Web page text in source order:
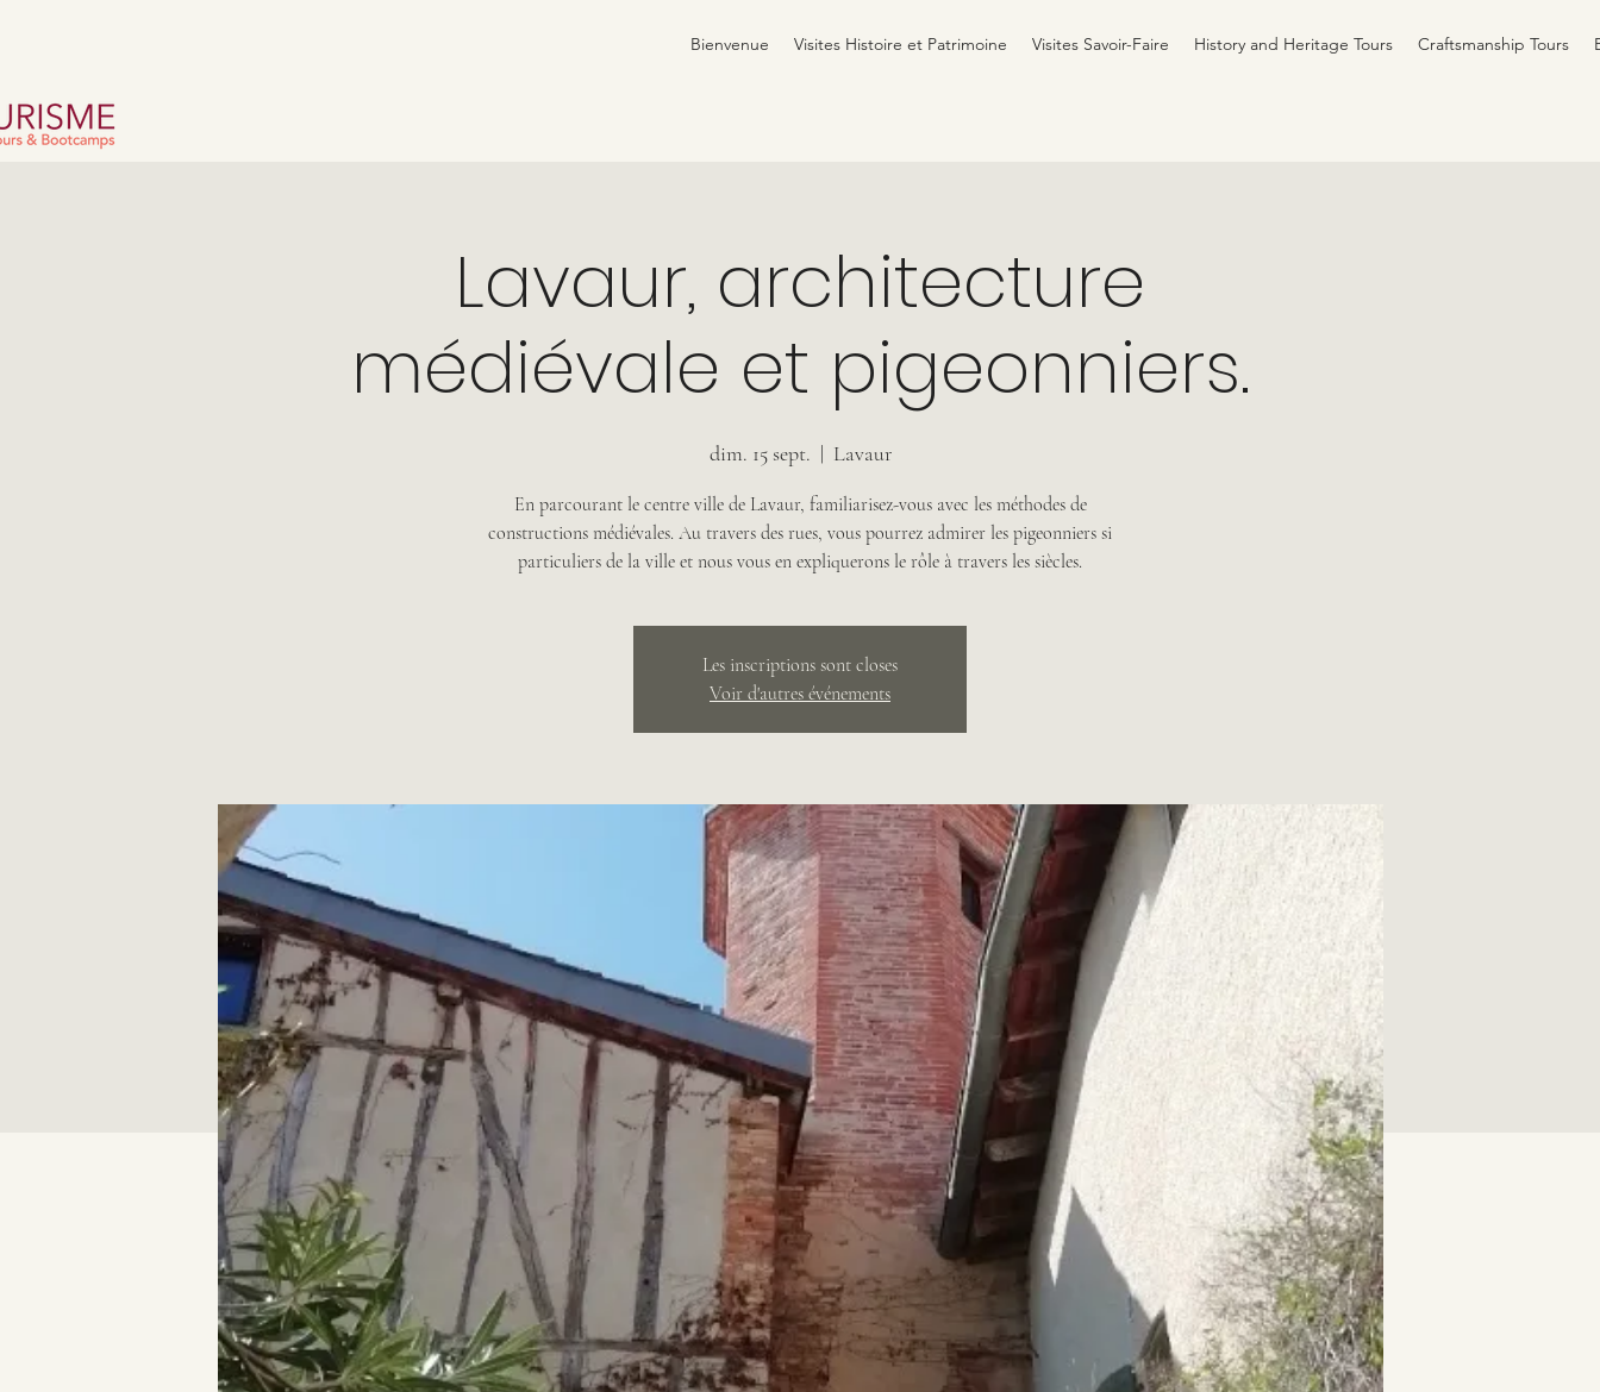
Bienvenue Visites Histoire et Patrimoine Visites Savoir-Faire History and Heritage Tours Craftsmanship Tours
Lavaur, architecture
médiévale et pigeonniers.
dim. 15 sept.
  |
Lavaur
En parcourant le centre ville de Lavaur, familiarisez-vous avec les méthodes de
constructions médiévales. Au travers des rues, vous pourrez admirer les pigeonniers si
particuliers de la ville et nous vous en expliquerons le rôle à travers les siècles.
Les inscriptions sont closes
Voir d'autres événements